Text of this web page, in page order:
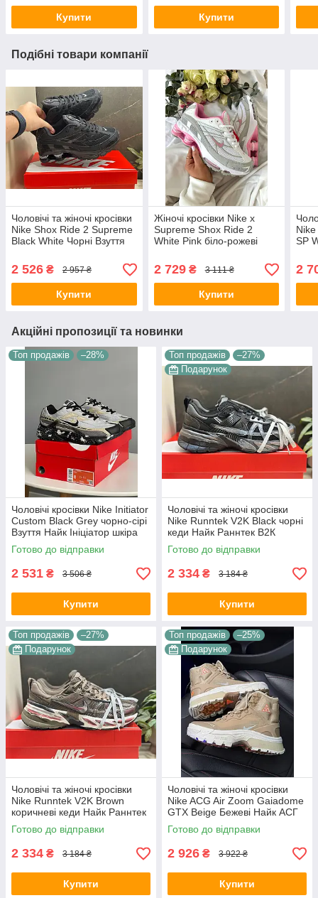
Купити
Купити
Подібні товари компанії
Чоловічі та жіночі кросівки
Nike Shox Ride 2 Supreme
Black White Чорні Взуття
матеріал демісезон
2 526 ₴ 2 957 ₴
Купити
Жіночі кросівки Nike x
Supreme Shox Ride 2
White Pink біло-рожеві
Райд 2 шкіра текстиль
демісезон
2 729₴ 3 111 ₴
Купити
SP
2
Акційні пропозиції та новинки
Топ продажів –28%
Чоловічі кросівки Nike Initiator
Custom Black Grey чорно-сірі
Взуття Найк Ініціатор шкіра
текстиль демісезонні для
хлопців
Готово до відправки
2 531 ₴ 3 506 ₴
Купити
Топ продажів
–27%
Подарунок
Чоловічі та жіночі кросівки
Nike Runntek V2K Black чорні
кеди Найк Раннтек В2К
текстиль демісезон унісекс
В'єтнам
Готово до відправки
2 334 ₴ 3 184 ₴
Купити
Топ продажів
–27%
Подарунок
Чоловічі та жіночі кросівки
Nike Runntek V2K Brown
коричневі кеди Найк Раннтек
В2К текстиль демісезон
унісекс В'єтнам
Готово до відправки
2 334 ₴ 3 184 ₴
Купити
Топ продажів
–25%
Подарунок
Чоловічі та жіночі кросівки
Nike ACG Air Zoom Gaiadome
GTX Beige Бежеві Найк АСГ
гума текстиль gore-tex осінь
зима унісекс
Готово до відправки
2 926 ₴ 3 922 ₴
Купити